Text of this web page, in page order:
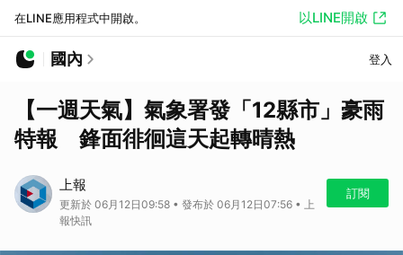
在LINE應用程式中開啟。 以LINE開啟
國內 登入
【一週天氣】氣象署發「12縣市」豪雨
特報 鋒面徘徊這天起轉晴熱
上報
更新於 06月12日09:58 • 發布於 06月12日07:56 • 上
報快訊
訂閱